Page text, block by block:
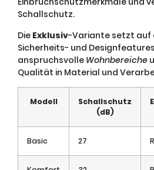
Schallschutz.
Die Exklusiv-Variante setzt auf
Sicherheits- und
anspruchsvolle Wohnbereiche
Qualität in Material und
Modell
Schallschutz
(dB)
Basic 27